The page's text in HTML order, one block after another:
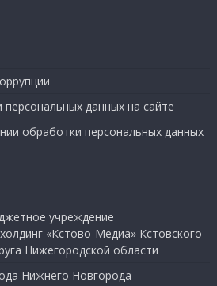
данных на сайте
обработки персональных данных
учреждение
«Кстово-Медиа» Кстовского
Нижегородской области
Нижнего Новгорода